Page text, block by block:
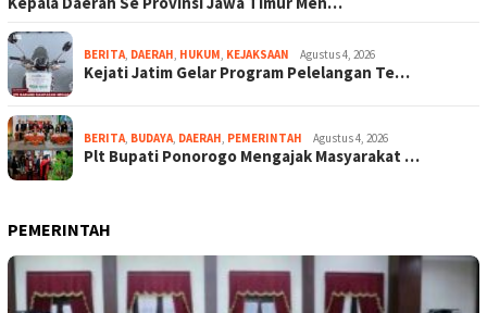
BERITA, DAERAH, HUKUM, KEJAKSAAN Agustus 4, 2026
Kejati Jatim Gelar Program Pelelangan Te…
BERITA, BUDAYA, DAERAH, PEMERINTAH Agustus 4, 2026
Plt Bupati Ponorogo Mengajak Masyarakat …
PEMERINTAH